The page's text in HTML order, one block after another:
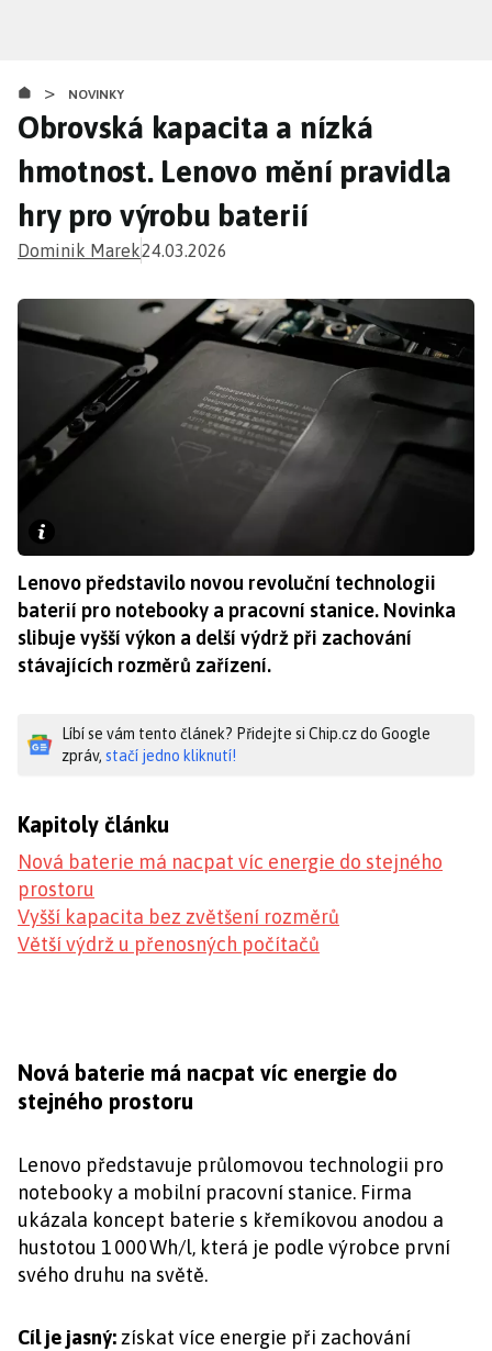
obsahu
> NOVINKY
Obrovská kapacita a nízká
hmotnost. Lenovo mění pravidla
hry pro výrobu baterií
Dominik Marek24.03.2026
Lenovo představilo novou revoluční technologii
baterií pro notebooky a pracovní stanice. Novinka
slibuje vyšší výkon a delší výdrž při zachování
stávajících rozměrů zařízení.
Líbí se vám tento článek? Přidejte si Chip.cz do Google
zpráv, stačí jedno kliknutí!
Kapitoly článku
Nová baterie má nacpat víc energie do stejného
prostoru
Vyšší kapacita bez zvětšení rozměrů
Větší výdrž u přenosných počítačů
Nová baterie má nacpat víc energie do
stejného prostoru
Lenovo představuje průlomovou technologii pro
notebooky a mobilní pracovní stanice. Firma
ukázala koncept baterie s křemíkovou anodou a
hustotou 1 000 Wh/l, která je podle výrobce první
svého druhu na světě.
Cíl je jasný:získat více energie při zachování